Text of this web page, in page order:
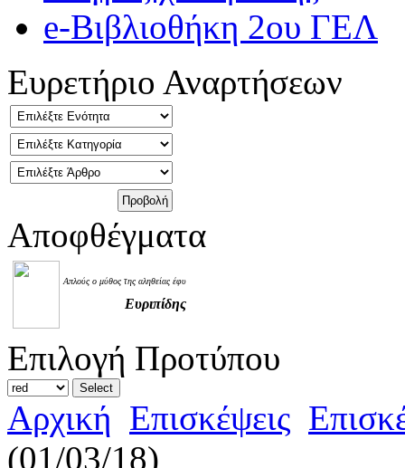
e-Βιβλιοθήκη 2ου ΓΕΛ
Ευρετήριο Αναρτήσεων
Αποφθέγματα
Απλούς ο μύθος της αληθείας έφυ
Ευριπίδης
Επιλογή Προτύπου
Αρχική Επισκέψεις
(01/03/18)